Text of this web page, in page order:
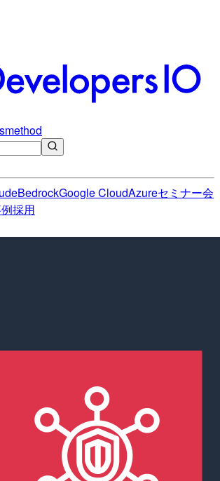
BedrockGoogle CloudAzureセミナー会
採用